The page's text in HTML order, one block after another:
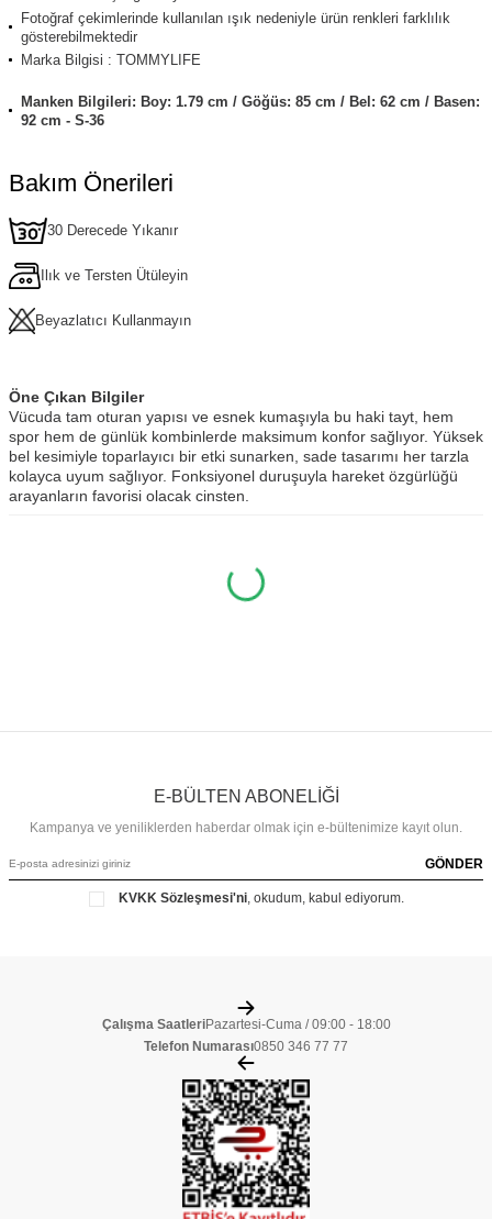
Fotoğraf çekimlerinde kullanılan ışık nedeniyle ürün renkleri farklılık
gösterebilmektedir
Marka Bilgisi : TOMMYLIFE
Manken Bilgileri: Boy: 1.79 cm / Göğüs: 85 cm / Bel: 62 cm / Basen:
92 cm - S-36
Bakım Önerileri
30 Derecede Yıkanır
Ilık ve Tersten Ütüleyin
Beyazlatıcı Kullanmayın
Öne Çıkan Bilgiler
Vücuda tam oturan yapısı ve esnek kumaşıyla bu haki tayt, hem
spor hem de günlük kombinlerde maksimum konfor sağlıyor. Yüksek
bel kesimiyle toparlayıcı bir etki sunarken, sade tasarımı her tarzla
kolayca uyum sağlıyor. Fonksiyonel duruşuyla hareket özgürlüğü
arayanların favorisi olacak cinsten.
E-BÜLTEN ABONELİĞİ
Kampanya ve yeniliklerden haberdar olmak için e-bültenimize kayıt olun.
GÖNDER
KVKK Sözleşmesi'ni, okudum, kabul ediyorum.
Çalışma SaatleriPazartesi-Cuma / 09:00 - 18:00
Telefon Numarası0850 346 77 77